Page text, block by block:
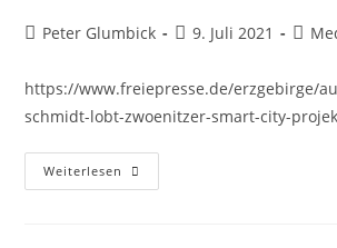
Peter Glumbick 9. Juli 2021
https://www.freiepresse.de/erzgebirge/
schmidt-lobt-zwoenitzer-smart-city-
Weiterlesen